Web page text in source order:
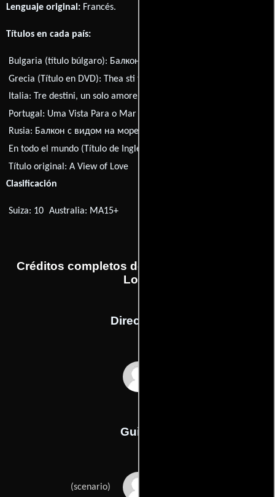
Lenguaje original: Francés.
Títulos en cada país:
Bulgaria (título búlgaro): Балкон с изглед към морето
Grecia (Título en DVD): Thea sti thalassa
Italia: Tre destini, un solo amore
Portugal: Uma Vista Para o Mar
Rusia: Балкон с видом на море
En todo el mundo (Título de Inglés):
Título original:A View of Love
Clasificación
Suiza: 10 Australia: MA15+
Créditos completos de la película A View of
Love
Dirección
Guión
(scenario)